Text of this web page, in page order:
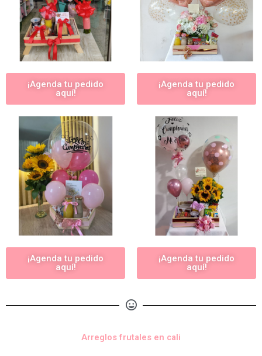
¡Agenda tu pedido
aquí!
¡Agenda tu pedido
aquí!
¡Agenda tu pedido
aquí!
¡Agenda tu pedido
aquí!
Arreglos frutales en cali